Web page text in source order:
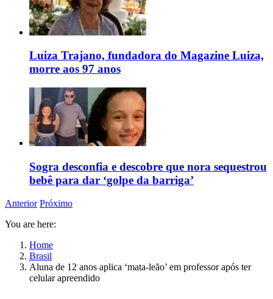
Luiza Trajano, fundadora do Magazine Luiza,
morre aos 97 anos
Sogra desconfia e descobre que nora sequestrou
bebê para dar ‘golpe da barriga’
Anterior Próximo
You are here:
Home
Brasil
Aluna de 12 anos aplica ‘mata-leão’ em professor após ter
celular apreendido